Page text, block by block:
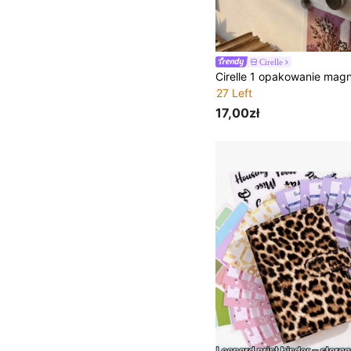
Cirelle
27 Left
17,00zł